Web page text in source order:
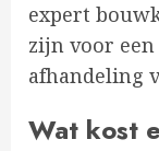
expert
zijn voor
afhandeling
Wat kost